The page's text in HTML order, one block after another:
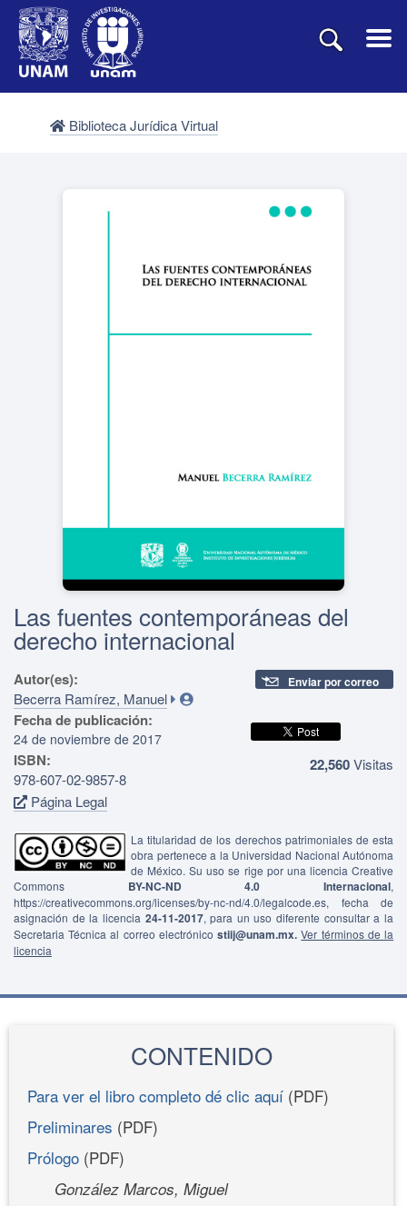
Biblioteca Jurídica Virtual
Las fuentes contemporáneas del
derecho internacional
Autor(es):
Becerra Ramírez, Manuel
Fecha de publicación:
24 de noviembre de 2017
ISBN:
978-607-02-9857-8
Página Legal
Enviar por correo
22,560Visitas
La titularidad de los derechos patrimoniales de esta
obra pertenece a la Universidad Nacional Autónoma
de México. Su uso se rige por una licencia Creative
Commons BY-NC-ND 4.0 Internacional,
https://creativecommons.org/licenses/by-nc-nd/4.0/legalcode.es, fecha de
asignación de la licencia 24-11-2017, para un uso diferente consultar a la
Secretaria Técnica al correo electrónicostiij@unam.mx. Ver términos de la
licencia
CONTENIDO
Para ver el libro completo dé clic aquí (PDF)
Preliminares (PDF)
Prólogo (PDF)
González Marcos, Miguel